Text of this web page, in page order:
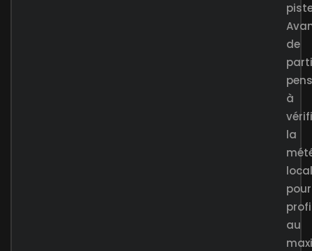
de
à
la
pour
au